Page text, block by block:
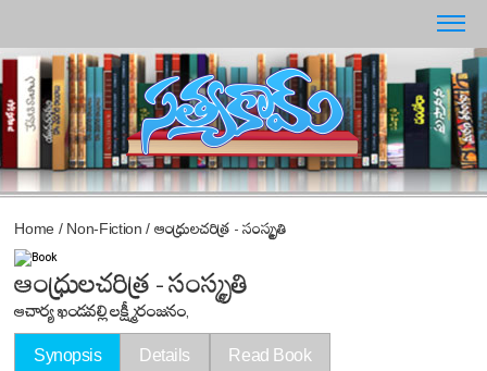
Home / Non-Fiction / ఆంధ్రులచరిత్ర - సంస్కృతి
ఆంధ్రులచరిత్ర - సంస్కృతి
ఆచార్య ఖండవల్లి లక్ష్మీరంజనం,
Synopsis Details Read Book